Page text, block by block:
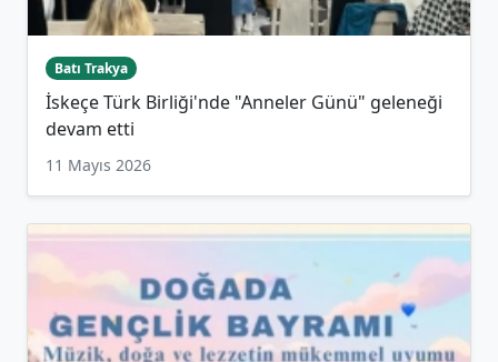
Batı Trakya
İskeçe Türk Birliği'nde "Anneler Günü" geleneği
devam etti
11 Mayıs 2026